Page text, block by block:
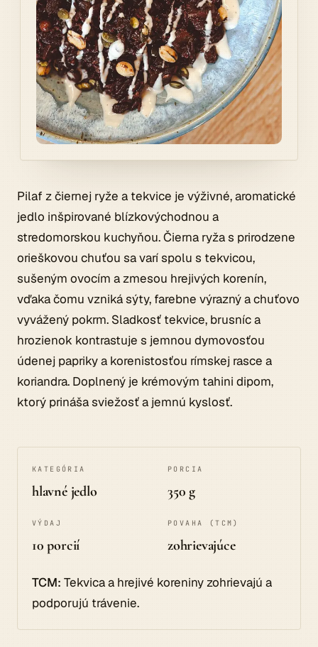
Pilaf z čiernej ryže a tekvice je výživné, aromatické
jedlo inšpirované blízkovýchodnou a
stredomorskou kuchyňou. Čierna ryža s prirodzene
orieškovou chuťou sa varí spolu s tekvicou,
sušeným ovocím a zmesou hrejivých korenín,
vďaka čomu vzniká sýty, farebne výrazný a chuťovo
vyvážený pokrm. Sladkosť tekvice, brusníc a
hrozienok kontrastuje s jemnou dymovosťou
údenej papriky a korenistosťou rímskej rasce a
koriandra. Doplnený je krémovým tahini dipom,
ktorý prináša sviežosť a jemnú kyslosť.
KATEGÓRIA
hlavné jedlo
PORCIA
350 g
VÝDAJ
10 porcií
POVAHA (TCM)
zohrievajúce
TCM: Tekvica a hrejivé koreniny zohrievajú a
podporujú trávenie.